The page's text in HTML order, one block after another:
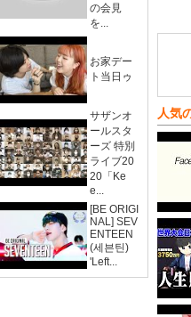
の会見
を...
お家デー
ト当日ゥ
サザンオ
ールスタ
ーズ 特別
ライブ20
20「Ke
e...
[BE ORIGI
NAL] SEV
ENTEEN
(세븐틴)
'Left...
人気